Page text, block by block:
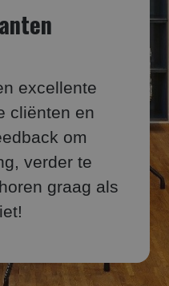
excellente
cliënten en
om
verder te
graag als